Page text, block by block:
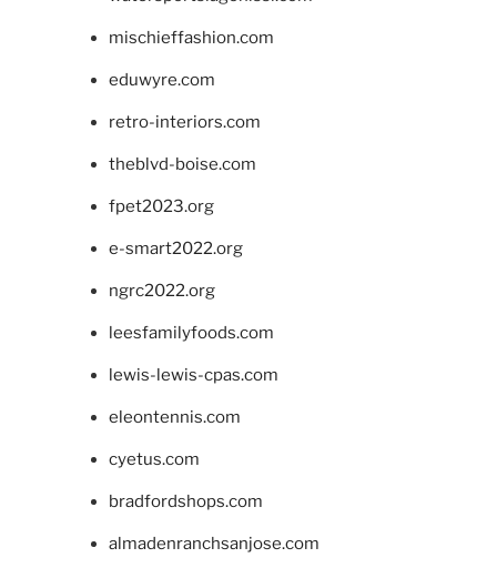
mischieffashion.com
eduwyre.com
retro-interiors.com
theblvd-boise.com
fpet2023.org
e-smart2022.org
ngrc2022.org
leesfamilyfoods.com
lewis-lewis-cpas.com
eleontennis.com
cyetus.com
bradfordshops.com
almadenranchsanjose.com